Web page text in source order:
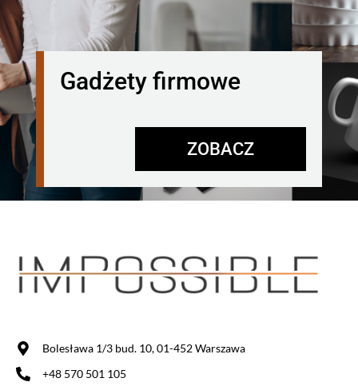
Gadżety firmowe
ZOBACZ
Bolesława 1/3 bud. 10, 01-452 Warszawa
+48 570 501 105